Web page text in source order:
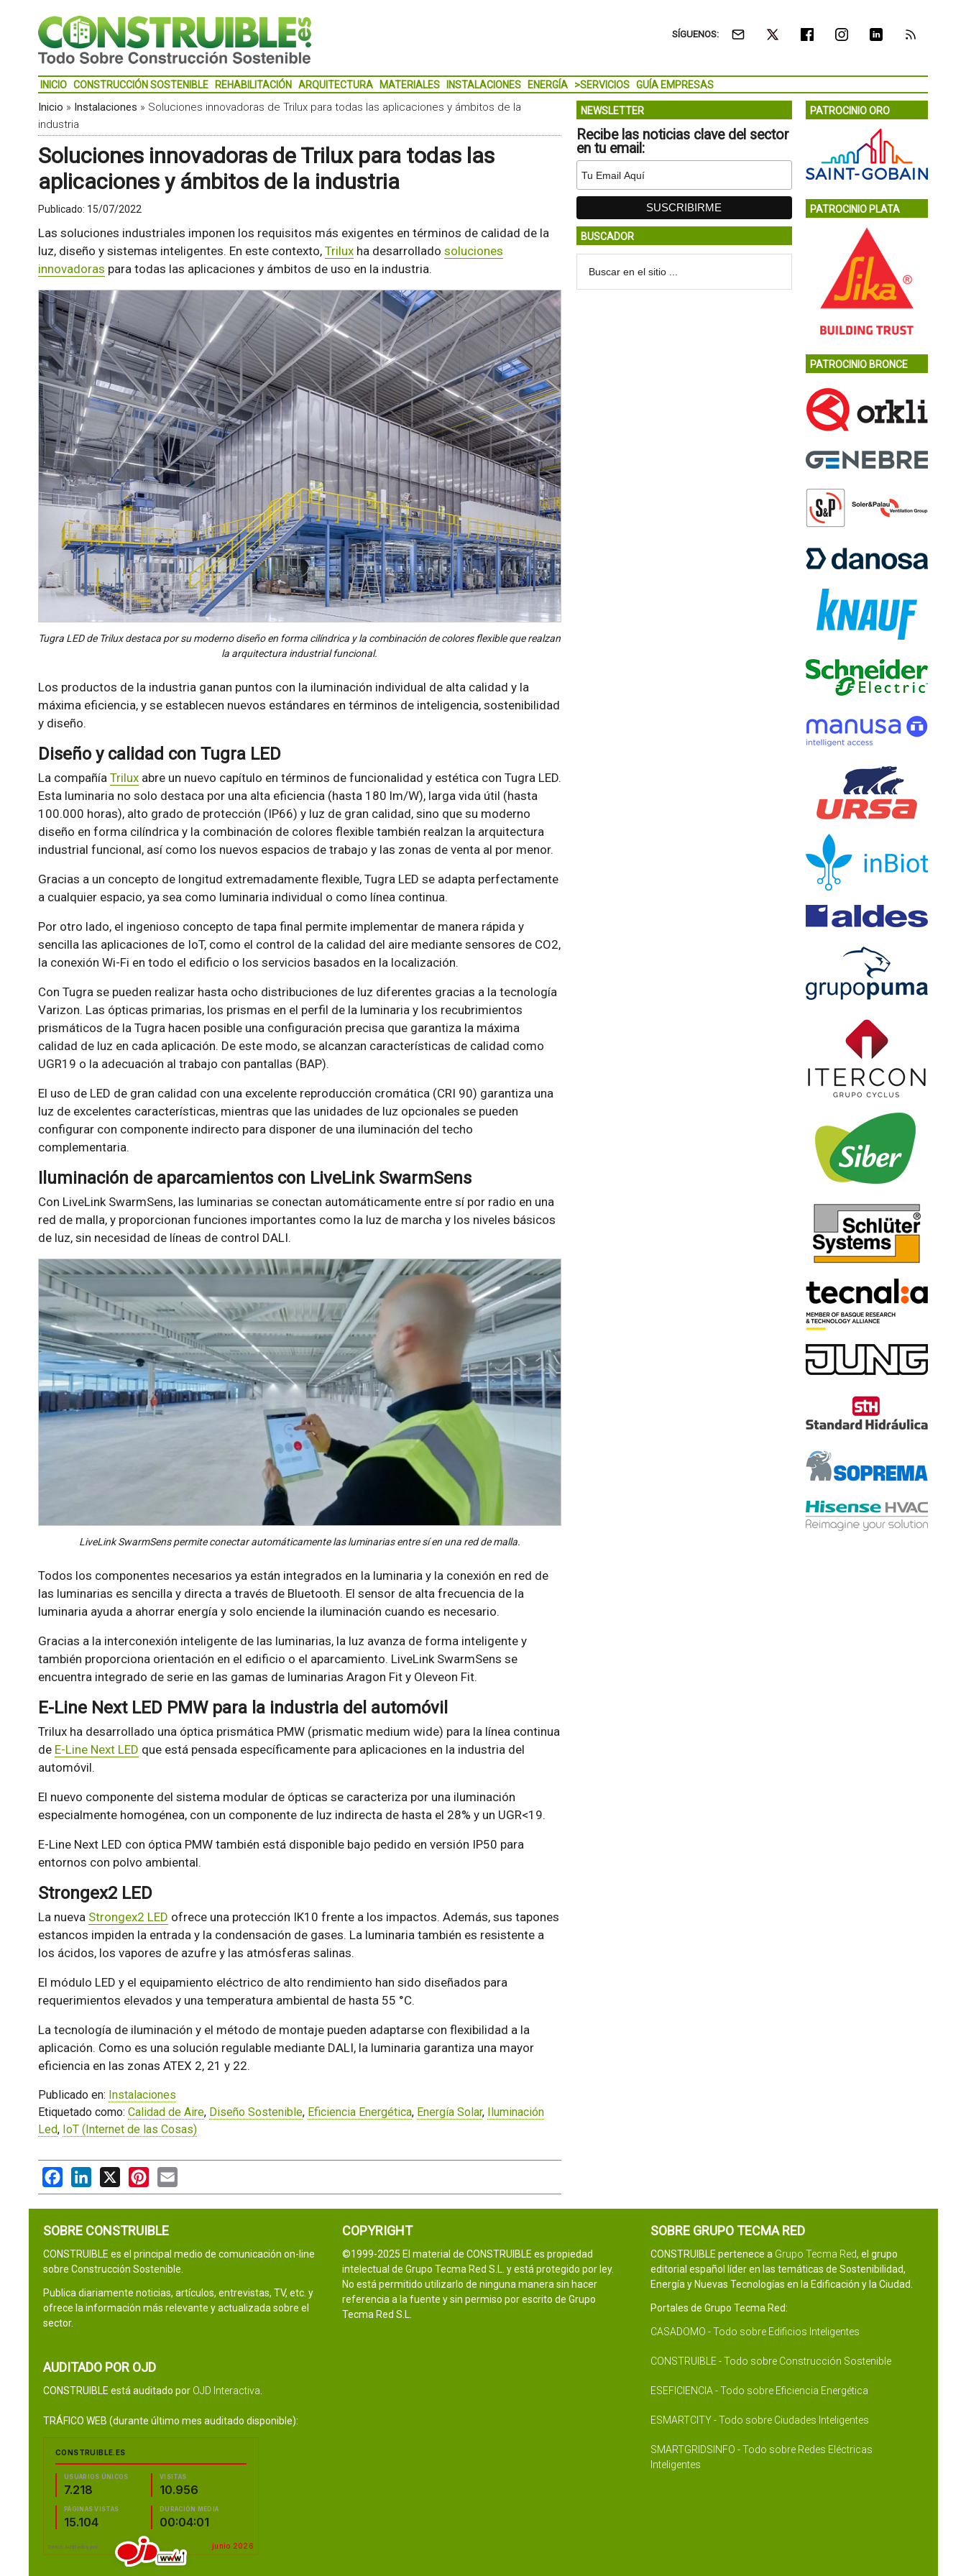
SÍGUENOS:
INICIO CONSTRUCCIÓN SOSTENIBLE REHABILITACIÓN ARQUITECTURA MATERIALES INSTALACIONES ENERGÍA >SERVICIOS GUÍA EMPRESAS
Inicio » Instalaciones » Soluciones innovadoras de Trilux para todas las aplicaciones y ámbitos de la
industria
Soluciones innovadoras de Trilux para todas las
aplicaciones y ámbitos de la industria
Publicado: 15/07/2022
Las soluciones industriales imponen los requisitos más exigentes en términos de calidad de la
luz, diseño y sistemas inteligentes. En este contexto, Triluxha desarrollado soluciones
innovadoras para todas las aplicaciones y ámbitos de uso en la industria.
Tugra LED de Trilux destaca por su moderno diseño en forma cilíndrica y la combinación de colores flexible que realzan
la arquitectura industrial funcional.
Los productos de la industria ganan puntos con la iluminación individual de alta calidad y la
máxima eficiencia, y se establecen nuevos estándares en términos de inteligencia, sostenibilidad
y diseño.
Diseño y calidad con Tugra LED
La compañía Triluxabre un nuevo capítulo en términos de funcionalidad y estética con Tugra LED.
Esta luminaria no solo destaca por una alta eficiencia (hasta 180 lm/W), larga vida útil (hasta
100.000 horas), alto grado de protección (IP66) y luz de gran calidad, sino que su moderno
diseño en forma cilíndrica y la combinación de colores flexible también realzan la arquitectura
industrial funcional, así como los nuevos espacios de trabajo y las zonas de venta al por menor.
Gracias a un concepto de longitud extremadamente flexible, Tugra LED se adapta perfectamente
a cualquier espacio, ya sea como luminaria individual o como línea continua.
Por otro lado, el ingenioso concepto de tapa final permite implementar de manera rápida y
sencilla las aplicaciones de IoT, como el control de la calidad del aire mediante sensores de CO2,
la conexión Wi-Fi en todo el edificio o los servicios basados en la localización.
Con Tugra se pueden realizar hasta ocho distribuciones de luz diferentes gracias a la tecnología
Varizon. Las ópticas primarias, los prismas en el perfil de la luminaria y los recubrimientos
prismáticos de la Tugra hacen posible una configuración precisa que garantiza la máxima
calidad de luz en cada aplicación. De este modo, se alcanzan características de calidad como
UGR19 o la adecuación al trabajo con pantallas (BAP).
El uso de LED de gran calidad con una excelente reproducción cromática (CRI 90) garantiza una
luz de excelentes características, mientras que las unidades de luz opcionales se pueden
configurar con componente indirecto para disponer de una iluminación del techo
complementaria.
Iluminación de aparcamientos con LiveLink SwarmSens
Con LiveLink SwarmSens, las luminarias se conectan automáticamente entre sí por radio en una
red de malla, y proporcionan funciones importantes como la luz de marcha y los niveles básicos
de luz, sin necesidad de líneas de control DALI.
LiveLink SwarmSens permite conectar automáticamente las luminarias entre sí en una red de malla.
Todos los componentes necesarios ya están integrados en la luminaria y la conexión en red de
las luminarias es sencilla y directa a través de Bluetooth. El sensor de alta frecuencia de la
luminaria ayuda a ahorrar energía y solo enciende la iluminación cuando es necesario.
Gracias a la interconexión inteligente de las luminarias, la luz avanza de forma inteligente y
también proporciona orientación en el edificio o el aparcamiento. LiveLink SwarmSens se
encuentra integrado de serie en las gamas de luminarias Aragon Fit y Oleveon Fit.
E-Line Next LED PMW para la industria del automóvil
Trilux ha desarrollado una óptica prismática PMW (prismatic medium wide) para la línea continua
de E-Line Next LED que está pensada específicamente para aplicaciones en la industria del
automóvil.
El nuevo componente del sistema modular de ópticas se caracteriza por una iluminación
especialmente homogénea, con un componente de luz indirecta de hasta el 28% y un UGR<19.
E-Line Next LED con óptica PMW también está disponible bajo pedido en versión IP50 para
entornos con polvo ambiental.
Strongex2 LED
La nueva Strongex2 LED ofrece una protección IK10 frente a los impactos. Además, sus tapones
estancos impiden la entrada y la condensación de gases. La luminaria también es resistente a
los ácidos, los vapores de azufre y las atmósferas salinas.
El módulo LED y el equipamiento eléctrico de alto rendimiento han sido diseñados para
requerimientos elevados y una temperatura ambiental de hasta 55 °C.
La tecnología de iluminación y el método de montaje pueden adaptarse con flexibilidad a la
aplicación. Como es una solución regulable mediante DALI, la luminaria garantiza una mayor
eficiencia en las zonas ATEX 2, 21 y 22.
Publicado en: Instalaciones
Etiquetado como: Calidad de Aire, Diseño Sostenible, Eficiencia Energética, Energía Solar,
Iluminación
Led, IoT (Internet de las Cosas)
FacebookLinkedIn Pinterest
NEWSLETTER
Recibe las noticias clave del sector
en tu email:
BUSCADOR
PATROCINIO ORO
PATROCINIO PLATA
PATROCINIO BRONCE
SOBRE CONSTRUIBLE
CONSTRUIBLE es el principal medio de comunicación on-line
sobre Construcción Sostenible.
Publica diariamente noticias, artículos, entrevistas, TV, etc. y
ofrece la información más relevante y actualizada sobre el
sector.
AUDITADO POR OJD
CONSTRUIBLE está auditado por OJD Interactiva.
TRÁFICO WEB (durante último mes auditado disponible):
COPYRIGHT
©1999-2025 El material de CONSTRUIBLE es propiedad
intelectual de Grupo Tecma Red S.L. y está protegido por ley.
No está permitido utilizarlo de ninguna manera sin hacer
referencia a la fuente y sin permiso por escrito de Grupo
Tecma Red S.L.
SOBRE GRUPO TECMA RED
CONSTRUIBLE pertenece a Grupo Tecma Red, el grupo
editorial español líder en las temáticas de Sostenibilidad,
Energía y Nuevas Tecnologías en la Edificación y la Ciudad.
Portales de Grupo Tecma Red:
CASADOMO - Todo sobre Edificios Inteligentes
CONSTRUIBLE - Todo sobre Construcción Sostenible
ESEFICIENCIA - Todo sobre Eficiencia Energética
ESMARTCITY - Todo sobre Ciudades Inteligentes
SMARTGRIDSINFO - Todo sobre Redes Eléctricas
Inteligentes